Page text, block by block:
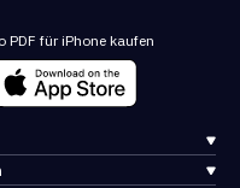
PDF für iPhone kaufen